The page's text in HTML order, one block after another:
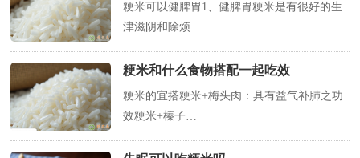
粳米可以健脾胃1、健脾胃粳米是有很好的生
津滋阴和除烦…
粳米和什么食物搭配一起吃效
粳米的宜搭粳米+梅头肉：具有益气补肺之功
效粳米+榛子…